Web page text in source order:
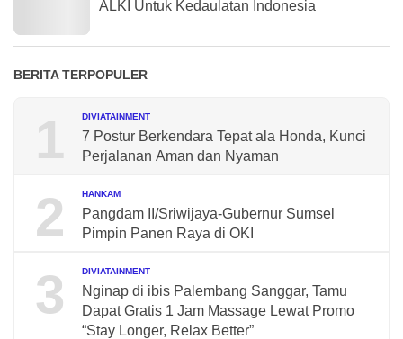
ALKI Untuk Kedaulatan Indonesia
BERITA TERPOPULER
1 DIVIATAINMENT
7 Postur Berkendara Tepat ala Honda, Kunci
Perjalanan Aman dan Nyaman
2 HANKAM
Pangdam II/Sriwijaya-Gubernur Sumsel
Pimpin Panen Raya di OKI
3 DIVIATAINMENT
Nginap di ibis Palembang Sanggar, Tamu
Dapat Gratis 1 Jam Massage Lewat Promo
“Stay Longer, Relax Better”